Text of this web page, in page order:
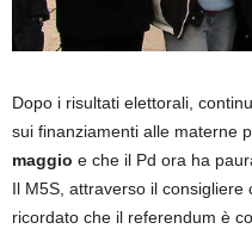
Dopo i risultati elettorali,
sui finanziamenti alle materne
maggio e che il Pd ora ha
Il M5S, attraverso il consigliere
ricordato che il referendum è